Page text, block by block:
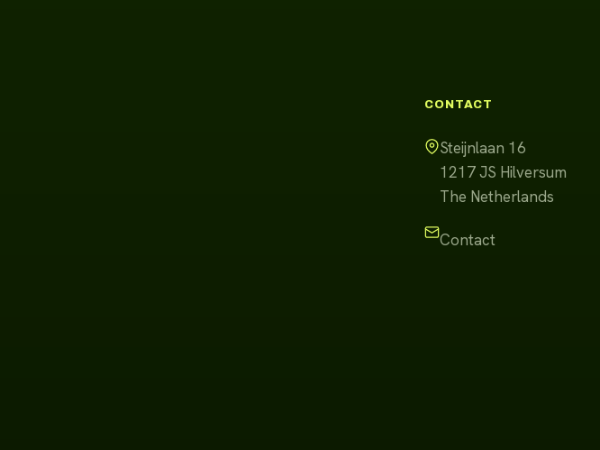
CONTACT
Steijnlaan 16
1217 JS Hilversum
The Netherlands
Contact